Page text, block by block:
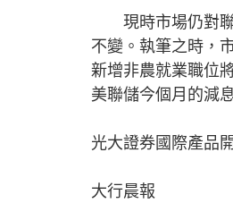
現時市場仍對聯
不變。執筆之時，
新增非農就業職位
美聯儲今個月的減
光大證券國際產品
大行晨報